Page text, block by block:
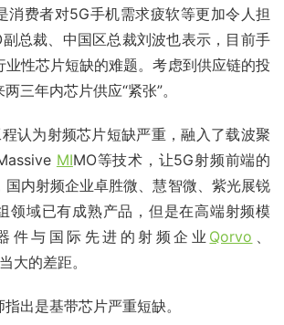
消费者对5G手机需求疲软等更加令人担
总裁、中国区总裁刘波也表示，目前手
业性芯片短缺的难题。考虑到供应链的投
三年内芯片供应“紧张”。
认为射频芯片短缺严重，融入了载波聚
MIMO等技术，让5G射频前端的
国内射频企业卓胜微、慧智微、紫光展锐
领域已有成熟产品，但是在高端射频模
件与国际先进的射频企业 Qorvo
大的差距。
出是基带芯片严重短缺。